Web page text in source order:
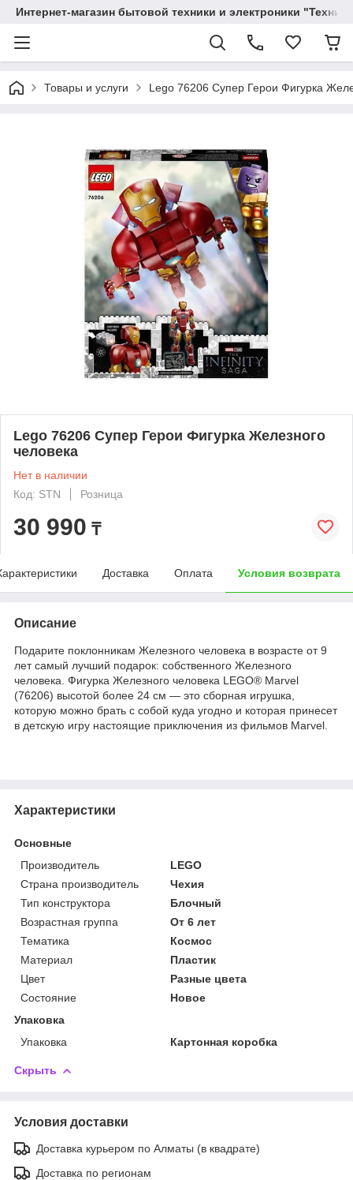
Интернет-магазин бытовой техники и электроники
Товары и услуги Lego 76206 Супер Герои Фигурка
Lego 76206 Супер Герои Фигурка Железного
человека
Нет в наличии
Код: STN
Розница
30 990 ₸
Доставка Оплата Условия возврата
Описание
Подарите поклонникам Железного человека в возрасте от 9
лет самый лучший подарок: собственного Железного
человека. Фигурка Железного человека LEGO® Marvel
(76206) высотой более 24 см — это сборная игрушка,
которую можно брать с собой куда угодно и которая принесет
в детскую игру настоящие приключения из фильмов Marvel.
Характеристики
Основные
Производитель
LEGO
Страна производитель
Чехия
Тип конструктора
Блочный
Возрастная группа
От 6 лет
Тематика
Космос
Материал
Пластик
Цвет
Разные цвета
Состояние
Новое
Упаковка
Упаковка
Картонная коробка
Скрыть
Условия доставки
Доставка курьером по Алматы (в квадрате)
Доставка по регионам